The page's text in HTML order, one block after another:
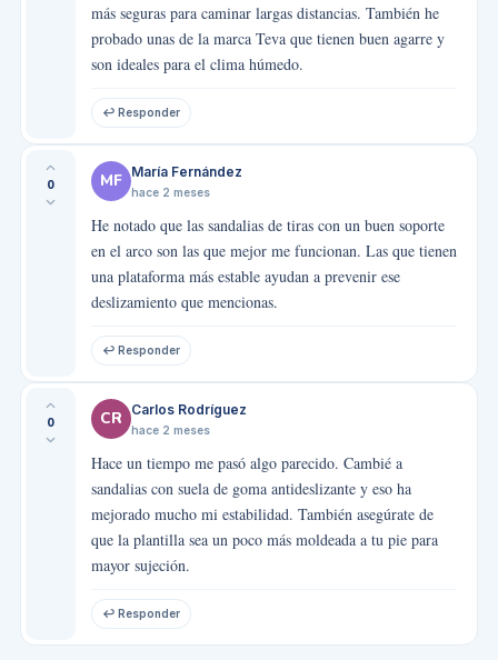
más seguras para caminar largas distancias. También he
probado unas de la marca Teva que tienen buen agarre y
son ideales para el clima húmedo.
↩ Responder
0 MF María Fernández
hace 2 meses
He notado que las sandalias de tiras con un buen soporte
en el arco son las que mejor me funcionan. Las que tienen
una plataforma más estable ayudan a prevenir ese
deslizamiento que mencionas.
↩ Responder
0 CR Carlos Rodríguez
hace 2 meses
Hace un tiempo me pasó algo parecido. Cambié a
sandalias con suela de goma antideslizante y eso ha
mejorado mucho mi estabilidad. También asegúrate de
que la plantilla sea un poco más moldeada a tu pie para
mayor sujeción.
↩ Responder